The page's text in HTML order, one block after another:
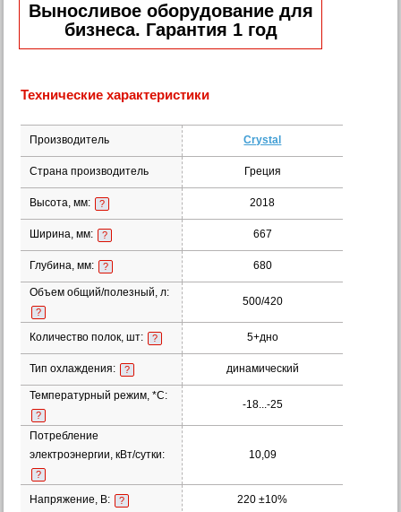
Выносливое оборудование для
бизнеса. Гарантия 1 год
Технические характеристики
Производитель Crystal
Страна производитель Греция
Высота, мм: ? 2018
Ширина, мм: ? 667
Глубина, мм: ? 680
Объем общий/полезный, л:
?
500/420
Количество полок, шт: ? 5+дно
Тип охлаждения: ? динамический
Температурный режим, *С:
?
-18...-25
Потребление
электроэнергии, кВт/сутки:
?
10,09
Напряжение, В: ? 220 ±10%